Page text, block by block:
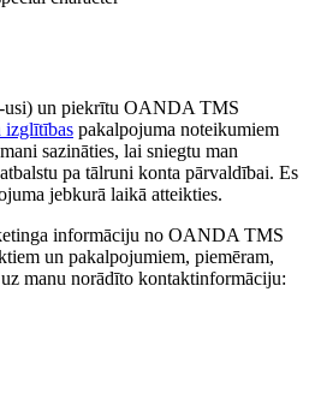
usi) un piekrītu OANDA TMS
izglītības pakalpojuma noteikumiem
sazināties, lai sniegtu man
pa tālruni konta pārvaldībai. Es
jebkurā laikā atteikties.
informāciju no OANDA TMS
un pakalpojumiem, piemēram,
manu norādīto kontaktinformāciju: